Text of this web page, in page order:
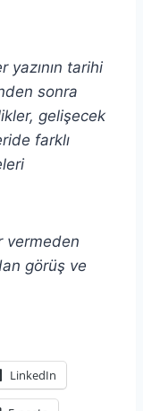
yazının tarihi
sonra
gelişecek
farklı
vermeden
görüş ve
LinkedIn